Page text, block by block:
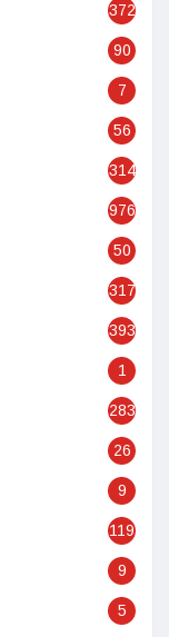
372
90
7
56
314
976
50
317
393
1
283
26
9
119
9
5